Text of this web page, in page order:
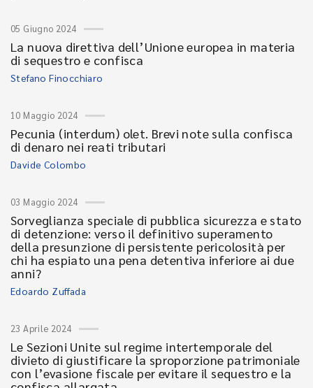
05 Giugno 2024
La nuova direttiva dell’Unione europea in materia
di sequestro e confisca
Stefano Finocchiaro
10 Maggio 2024
Pecunia (interdum) olet. Brevi note sulla confisca
di denaro nei reati tributari
Davide Colombo
03 Maggio 2024
Sorveglianza speciale di pubblica sicurezza e stato
di detenzione: verso il definitivo superamento
della presunzione di persistente pericolosità per
chi ha espiato una pena detentiva inferiore ai due
anni?
Edoardo Zuffada
23 Aprile 2024
Le Sezioni Unite sul regime intertemporale del
divieto di giustificare la sproporzione patrimoniale
con l’evasione fiscale per evitare il sequestro e la